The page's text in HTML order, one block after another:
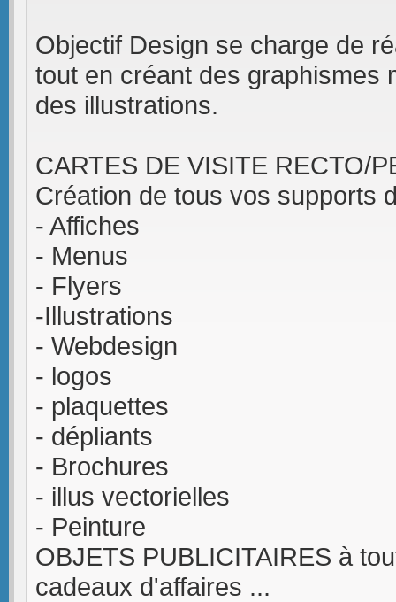
Objectif Design se charge de
tout en créant des graphismes
des illustrations.
CARTES DE VISITE RECTO/
Création de tous vos supports
- Affiches
- Menus
- Flyers
-Illustrations
- Webdesign
- logos
- plaquettes
- dépliants
- Brochures
- illus vectorielles
- Peinture
OBJETS PUBLICITAIRES à
cadeaux d'affaires ...